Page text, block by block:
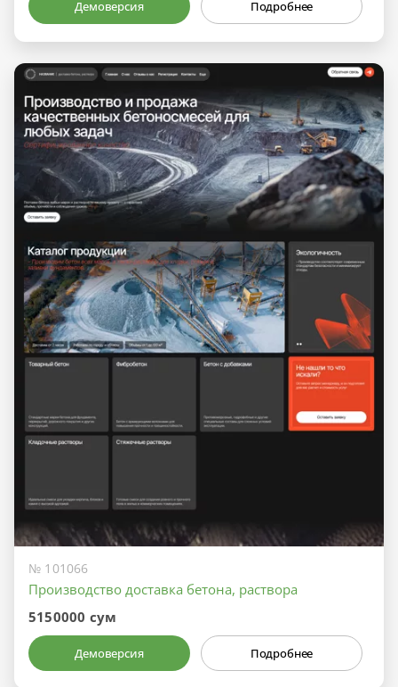
Демоверсия Подробнее
№ 101066
Производство доставка бетона, раствора
5150000 сум
Демоверсия Подробнее